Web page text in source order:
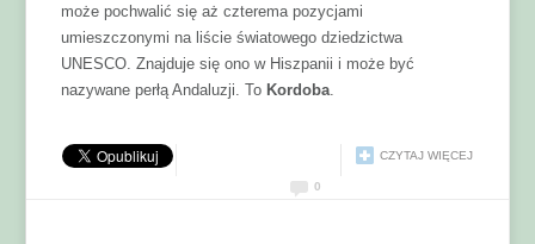
może pochwalić się aż czterema pozycjami
umieszczonymi na liście światowego dziedzictwa
UNESCO. Znajduje się ono w Hiszpanii i może być
nazywane perłą Andaluzji. To Kordoba
CZYTAJ WIĘCEJ
0